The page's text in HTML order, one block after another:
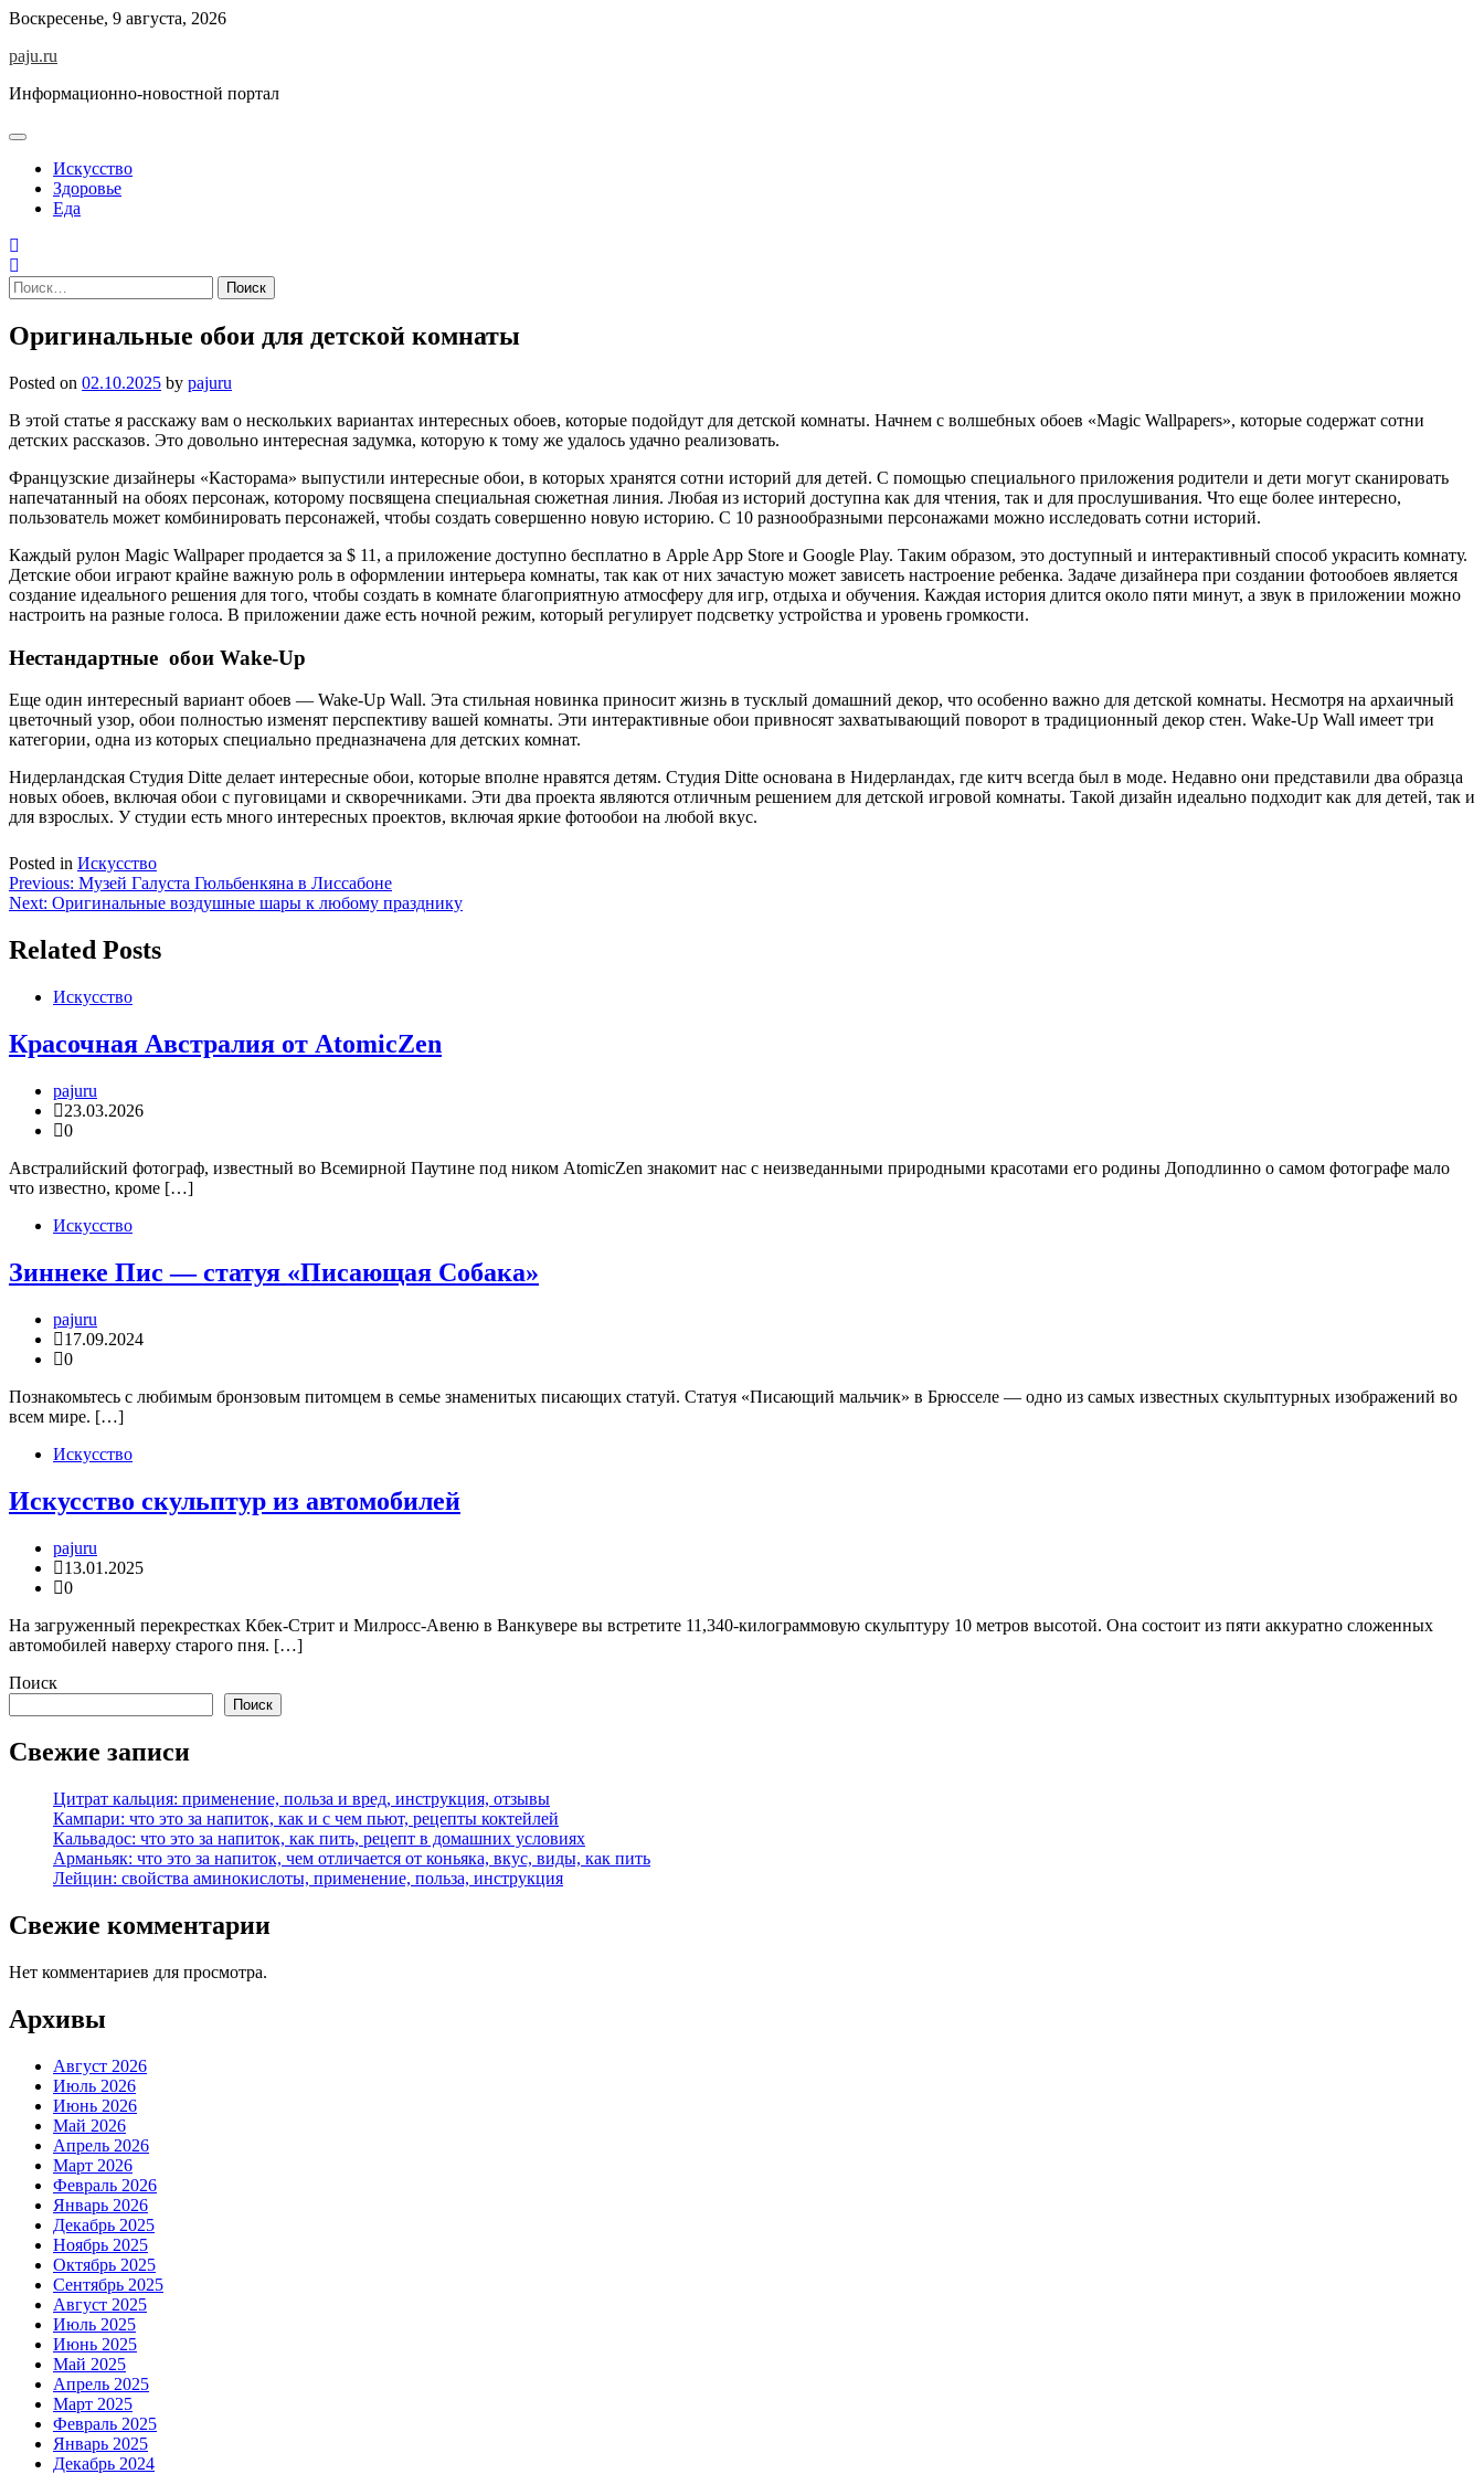
Skip
content
Воскресенье, 9 августа, 2026
paju.ru
Информационно-новостной портал
Искусство
Здоровье
Еда
Найти:
Оригинальные обои для детской комнаты
Posted on 02.10.2025 by pajuru
В этой статье я расскажу вам о нескольких вариантах интересных обоев, которые подойдут для детской комнаты. Начнем с волшебных обоев «Magic Wallpapers», которые содержат сотни
детских рассказов. Это довольно интересная задумка, которую к тому же удалось удачно реализовать.
Французские дизайнеры «Касторама» выпустили интересные обои, в которых хранятся сотни историй для детей. С помощью специального приложения родители и дети могут сканировать
напечатанный на обоях персонаж, которому посвящена специальная сюжетная линия. Любая из историй доступна как для чтения, так и для прослушивания. Что еще более интересно,
пользователь может комбинировать персонажей, чтобы создать совершенно новую историю. С 10 разнообразными персонажами можно исследовать сотни историй.
Каждый рулон Magic Wallpaper продается за $ 11, а приложение доступно бесплатно в Apple App Store и Google Play. Таким образом, это доступный и интерактивный способ украсить комнату.
Детские обои играют крайне важную роль в оформлении интерьера комнаты, так как от них зачастую может зависеть настроение ребенка. Задаче дизайнера при создании фотообоев является
создание идеального решения для того, чтобы создать в комнате благоприятную атмосферу для игр, отдыха и обучения. Каждая история длится около пяти минут, а звук в приложении можно
настроить на разные голоса. В приложении даже есть ночной режим, который регулирует подсветку устройства и уровень громкости.
Нестандартные обои Wake-Up
Еще один интересный вариант обоев — Wake-Up Wall. Эта стильная новинка приносит жизнь в тусклый домашний декор, что особенно важно для детской комнаты. Несмотря на архаичный
цветочный узор, обои полностью изменят перспективу вашей комнаты. Эти интерактивные обои привносят захватывающий поворот в традиционный декор стен. Wake-Up Wall имеет три
категории, одна из которых специально предназначена для детских комнат.
Нидерландская Студия Ditte делает интересные обои, которые вполне нравятся детям. Студия Ditte основана в Нидерландах, где китч всегда был в моде. Недавно они представили два образца
новых обоев, включая обои с пуговицами и скворечниками. Эти два проекта являются отличным решением для детской игровой комнаты. Такой дизайн идеально подходит как для детей, так и
для взрослых. У студии есть много интересных проектов, включая яркие фотообои на любой вкус.
Posted in Искусство
Навигация
по
записям
Previous: Музей Галуста Гюльбенкяна в Лиссабоне
Next: Оригинальные воздушные шары к любому празднику
Related Posts
Искусство
Красочная Австралия от AtomicZen
pajuru
23.03.2026
0
Австралийский фотограф, известный во Всемирной Паутине под ником AtomicZen знакомит нас с неизведанными природными красотами его родины Доподлинно о самом фотографе мало
что известно, кроме […]
Искусство
Зиннеке Пис — статуя «Писающая Собака»
pajuru
17.09.2024
0
Познакомьтесь с любимым бронзовым питомцем в семье знаменитых писающих статуй. Статуя «Писающий мальчик» в Брюсселе — одно из самых известных скульптурных изображений во
всем мире. […]
Искусство
Искусство скульптур из автомобилей
pajuru
13.01.2025
0
На загруженный перекрестках Кбек-Стрит и Милросс-Авеню в Ванкувере вы встретите 11,340-килограммовую скульптуру 10 метров высотой. Она состоит из пяти аккуратно сложенных
автомобилей наверху старого пня. […]
Поиск
Поиск
Свежие записи
Цитрат кальция: применение, польза и вред, инструкция, отзывы
Кампари: что это за напиток, как и с чем пьют, рецепты коктейлей
Кальвадос: что это за напиток, как пить, рецепт в домашних условиях
Арманьяк: что это за напиток, чем отличается от коньяка, вкус, виды, как пить
Лейцин: свойства аминокислоты, применение, польза, инструкция
Свежие комментарии
Нет комментариев для просмотра.
Архивы
Август 2026
Июль 2026
Июнь 2026
Май 2026
Апрель 2026
Март 2026
Февраль 2026
Январь 2026
Декабрь 2025
Ноябрь 2025
Октябрь 2025
Сентябрь 2025
Август 2025
Июль 2025
Июнь 2025
Май 2025
Апрель 2025
Март 2025
Февраль 2025
Январь 2025
Декабрь 2024